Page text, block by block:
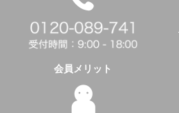
会員メリット